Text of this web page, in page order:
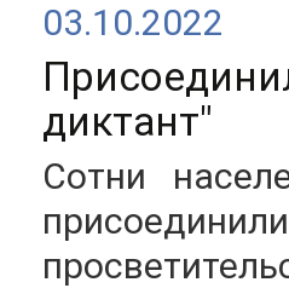
03.10.2022
диктант"
Сотни